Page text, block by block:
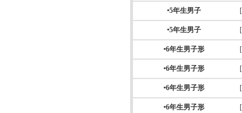
•5年生男子
•5年生男子
•6年生男子形
•6年生男子形
•6年生男子形
•6年生男子形